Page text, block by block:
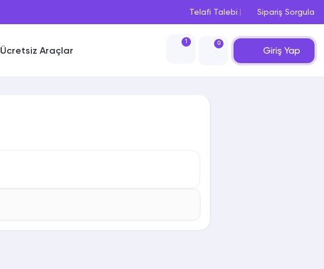
Telafi Talebi Sipariş Sorgula
Ücretsiz Araçlar
1 0
Giriş Yap